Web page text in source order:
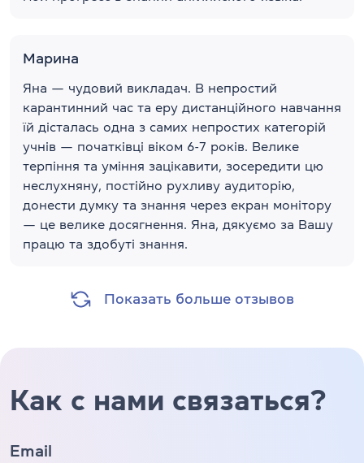
Марина
Яна — чудовий викладач. В непростий
карантинний час та еру дистанційного навчання
їй дісталась одна з самих непростих категорій
учнів — початківці віком 6-7 років. Велике
терпіння та уміння зацікавити, зосередити цю
неслухняну, постійно рухливу аудиторію,
донести думку та знання через екран монітору
— це велике досягнення. Яна, дякуємо за Вашу
працю та здобуті знання.
Показать больше отзывов
Как с нами связаться?
Email